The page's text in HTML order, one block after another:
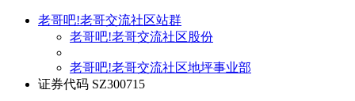
老哥吧!老哥交流社区站群
老哥吧!老哥交流社区股份
老哥吧!老哥交流社区地坪事业部
证券代码 SZ300715